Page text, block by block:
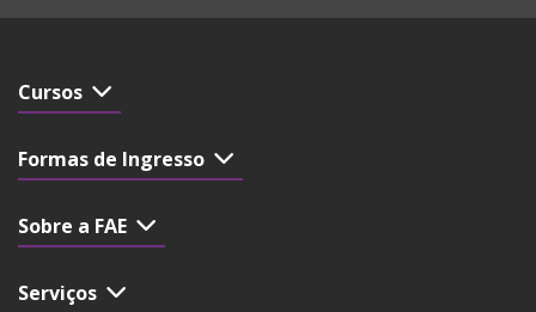
Cursos
Formas de Ingresso
Sobre a FAE
Serviços